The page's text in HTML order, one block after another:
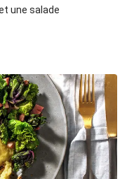
une salade